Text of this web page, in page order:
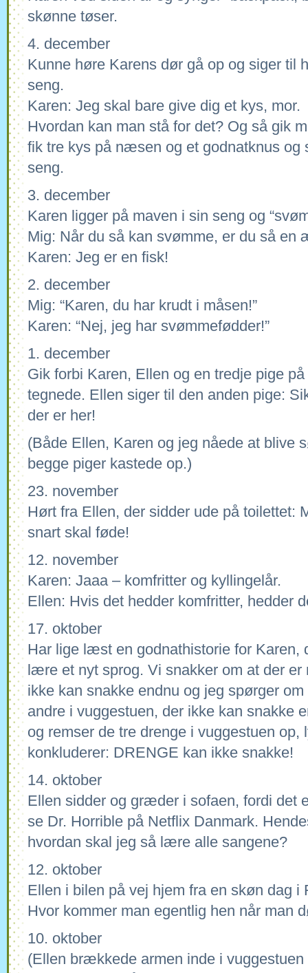
skønne tøser.
4. december
Kunne høre Karens dør gå op og siger til
seng.
Karen: Jeg skal bare give dig et kys, mor.
Hvordan kan man stå for det? Og så gik
fik tre kys på næsen og et godnatknus
seng.
3. december
Karen ligger på maven i sin seng og
Mig: Når du så kan svømme, er du så en
Karen: Jeg er en fisk!
2. december
Mig: “Karen, du har krudt i måsen!”
Karen: “Nej, jeg har svømmefødder!”
1. december
Gik forbi Karen, Ellen og en tredje pige
tegnede. Ellen siger til den anden pige:
der er her!
(Både Ellen, Karen og jeg nåede at blive
begge piger kastede op.)
23. november
Hørt fra Ellen, der sidder ude på toilettet:
snart skal føde!
12. november
Karen: Jaaa – komfritter og kyllingelår.
Ellen: Hvis det hedder komfritter, hedder
17. oktober
Har lige læst en godnathistorie for Karen,
lære et nyt sprog. Vi snakker om at der er
ikke kan snakke endnu og jeg spørger
andre i vuggestuen, der ikke kan snakke
og remser de tre drenge i vuggestuen op,
konkluderer: DRENGE kan ikke snakke!
14. oktober
Ellen sidder og græder i sofaen, fordi det
se Dr. Horrible på Netflix Danmark.
hvordan skal jeg så lære alle sangene?
12. oktober
Ellen i bilen på vej hjem fra en skøn dag i
Hvor kommer man egentlig hen når man
10. oktober
(Ellen brækkede armen inde i vuggestuen